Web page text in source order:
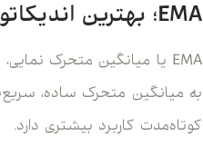
EMA؛ بهترین اندیکاتور برای تشخیص روند در تایم فریم ۵ دقیقه
به میانگین متحرک ساده،
کوتاه‌مدت کاربرد بیشتری دارد.